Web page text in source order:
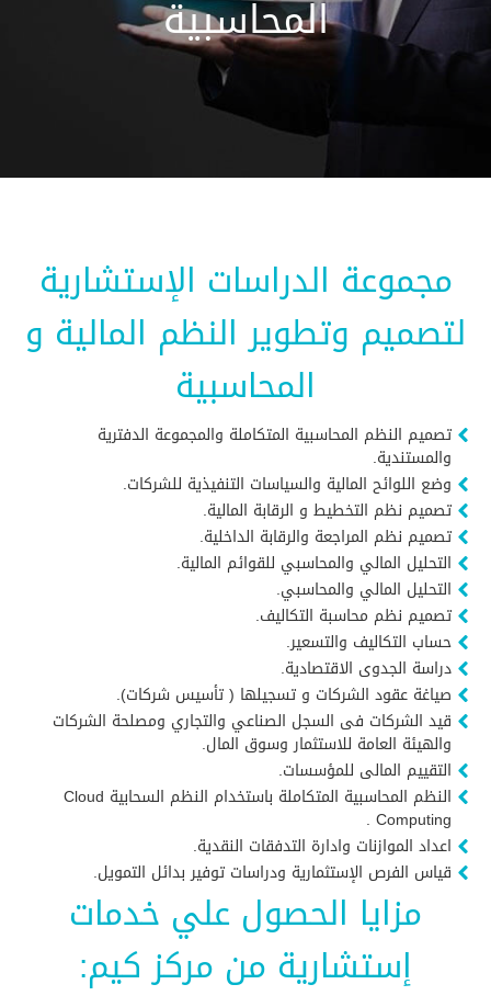
المحاسبية
مجموعة الدراسات الإستشارية
لتصميم وتطوير النظم المالية و
المحاسبية
تصميم النظم المحاسبية المتكاملة والمجموعة الدفترية
والمستندية.
وضع اللوائح المالية والسياسات التنفيذية للشركات.
تصميم نظم التخطيط و الرقابة المالية.
تصميم نظم المراجعة والرقابة الداخلية.
التحليل المالي والمحاسبي للقوائم المالية.
التحليل المالي والمحاسبي.
تصميم نظم محاسبة التكاليف.
حساب التكاليف والتسعير.
دراسة الجدوى الاقتصادية.
صياغة عقود الشركات و تسجيلها ( تأسيس شركات).
قيد الشركات فى السجل الصناعي والتجاري ومصلحة الشركات
والهيئة العامة للاستثمار وسوق المال.
التقييم المالى للمؤسسات.
النظم المحاسبية المتكاملة باستخدام النظم السحابية Cloud
Computing .
اعداد الموازنات وادارة التدفقات النقدية.
قياس الفرص الإستثمارية ودراسات توفير بدائل التمويل.
مزايا الحصول علي خدمات
إستشارية من مركز كيم: